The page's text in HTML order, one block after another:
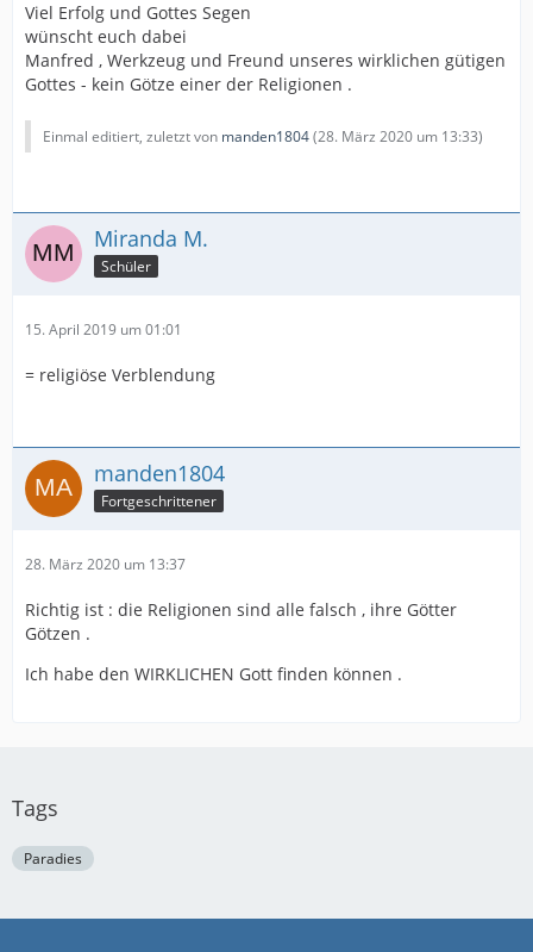
Viel Erfolg und Gottes Segen
wünscht euch dabei
Manfred , Werkzeug und Freund unseres wirklichen gütigen
Gottes - kein Götze einer der Religionen .
Einmal editiert, zuletzt von manden1804(28. März 2020 um 13:33)
Miranda M.
Schüler
15. April 2019 um 01:01
= religiöse Verblendung
manden1804
Fortgeschrittener
28. März 2020 um 13:37
Richtig ist : die Religionen sind alle falsch , ihre Götter
Götzen .
Ich habe den WIRKLICHEN Gott finden können .
Tags
Paradies